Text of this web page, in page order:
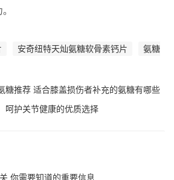
安奇纽特天灿氨糖软骨素钙片
氨糖
糖推荐 适合膝盖损伤者补充的氨糖有哪些
呵护关节健康的优质选择
你需要知道的重要信息